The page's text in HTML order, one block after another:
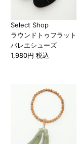
Select Shop
ラウンドトゥフラット
バレエシューズ
1,980円 税込